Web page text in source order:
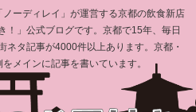
ーディレイ」が運営する京都の飲食新店
！」公式ブログです。京都で15年、毎日
ネタ記事が4000件以上あります。京都・
メインに記事を書いています。